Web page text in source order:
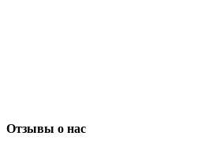
Отзывы о нас